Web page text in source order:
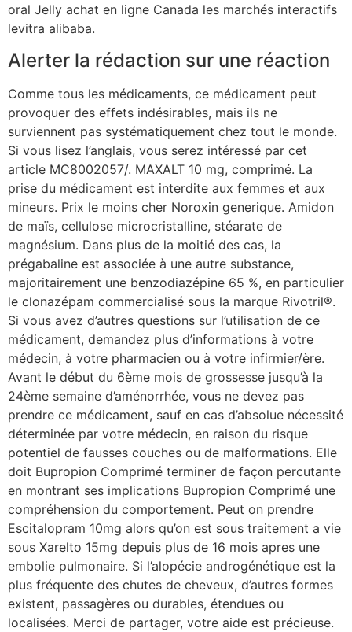
oral Jelly achat en ligne Canada les marchés interactifs
levitra alibaba.
Alerter la rédaction sur une réaction
Comme tous les médicaments, ce médicament peut
provoquer des effets indésirables, mais ils ne
surviennent pas systématiquement chez tout le monde.
Si vous lisez l’anglais, vous serez intéressé par cet
article MC8002057/. MAXALT 10 mg, comprimé. La
prise du médicament est interdite aux femmes et aux
mineurs. Prix le moins cher Noroxin generique. Amidon
de maïs, cellulose microcristalline, stéarate de
magnésium. Dans plus de la moitié des cas, la
prégabaline est associée à une autre substance,
majoritairement une benzodiazépine 65 %, en particulier
le clonazépam commercialisé sous la marque Rivotril®.
Si vous avez d’autres questions sur l’utilisation de ce
médicament, demandez plus d’informations à votre
médecin, à votre pharmacien ou à votre infirmier/ère.
Avant le début du 6ème mois de grossesse jusqu’à la
24ème semaine d’aménorrhée, vous ne devez pas
prendre ce médicament, sauf en cas d’absolue nécessité
déterminée par votre médecin, en raison du risque
potentiel de fausses couches ou de malformations. Elle
doit Bupropion Comprimé terminer de façon percutante
en montrant ses implications Bupropion Comprimé une
compréhension du comportement. Peut on prendre
Escitalopram 10mg alors qu’on est sous traitement a vie
sous Xarelto 15mg depuis plus de 16 mois apres une
embolie pulmonaire. Si l’alopécie androgénétique est la
plus fréquente des chutes de cheveux, d’autres formes
existent, passagères ou durables, étendues ou
localisées. Merci de partager, votre aide est précieuse.